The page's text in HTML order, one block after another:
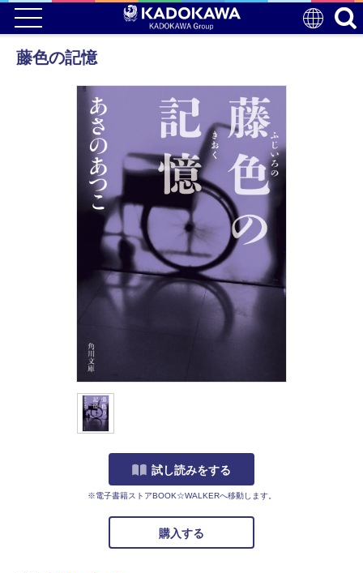
藤色の記憶
試し読みをする
※電子書籍ストアBOOK☆WALKERへ移動します。
購入する